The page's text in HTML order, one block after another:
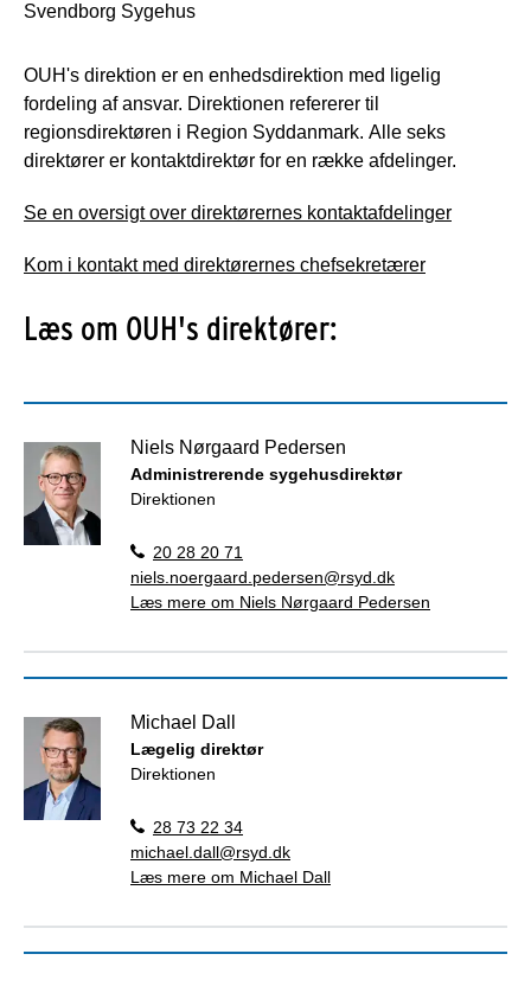
Svendborg Sygehus
OUH's direktion er en enhedsdirektion med ligelig
fordeling af ansvar. Direktionen refererer til
regionsdirektøren i Region Syddanmark. Alle seks
direktører er kontaktdirektør for en række afdelinger.
Se en oversigt over direktørernes kontaktafdelinger
Kom i kontakt med direktørernes chefsekretærer
Læs om OUH's direktører:
Niels Nørgaard Pedersen
Administrerende sygehusdirektør
Direktionen
20 28 20 71
niels.noergaard.pedersen@rsyd.dk
Læs mere om Niels Nørgaard Pedersen
Michael Dall
Lægelig direktør
Direktionen
28 73 22 34
michael.dall@rsyd.dk
Læs mere om Michael Dall